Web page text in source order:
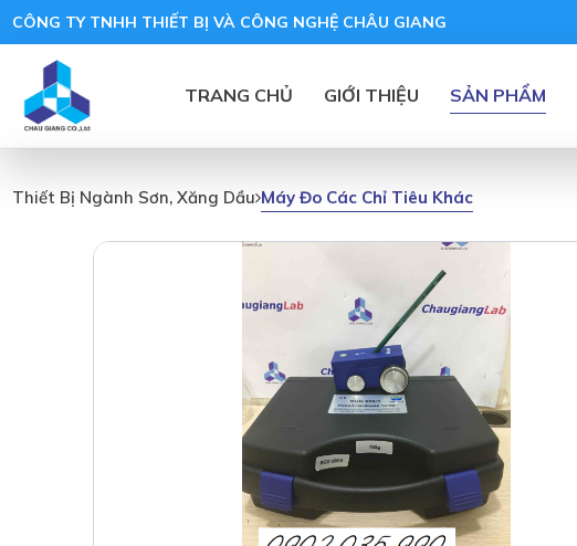
CÔNG TY TNHH THIẾT BỊ VÀ CÔNG NGHỆ CHÂU GIANG
TRANG CHỦ GIỚI THIỆU SẢN PHẨM
Thiết Bị Ngành Sơn, Xăng Dầu Máy Đo Các Chỉ Tiêu Khác